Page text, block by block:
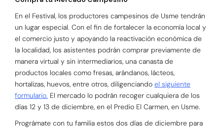
En el Festival, los productores campesinos de Usme tendrán
un lugar especial. Con el fin de fortalecer la economía local y
el comercio justo y apoyando la reactivación económica de
la localidad, los asistentes podrán comprar previamente de
manera virtual y sin intermediarios, una canasta de
productos locales como fresas, arándanos, lácteos,
hortalizas, huevos, entre otros, diligenciando el siguiente
formulario. El mercado lo podrán recoger cualquiera de los
días 12 y 13 de diciembre, en el Predio El Carmen, en Usme.
Prográmate con tu familia estos dos días de diciembre para